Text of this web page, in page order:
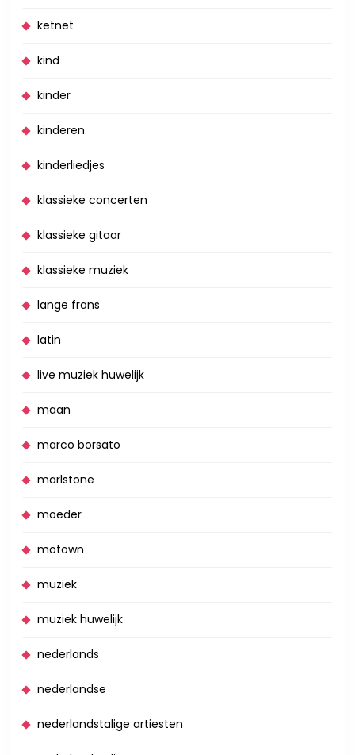
ketnet
kind
kinder
kinderen
kinderliedjes
klassieke concerten
klassieke gitaar
klassieke muziek
lange frans
latin
live muziek huwelijk
maan
marco borsato
marlstone
moeder
motown
muziek
muziek huwelijk
nederlands
nederlandse
nederlandstalige artiesten